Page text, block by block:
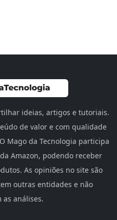
ideias, artigos e tutoriais.
de valor e com qualidade
Mago da Tecnologia participa
Amazon, podendo receber
As opiniões no site são
outras entidades e não
as análises.